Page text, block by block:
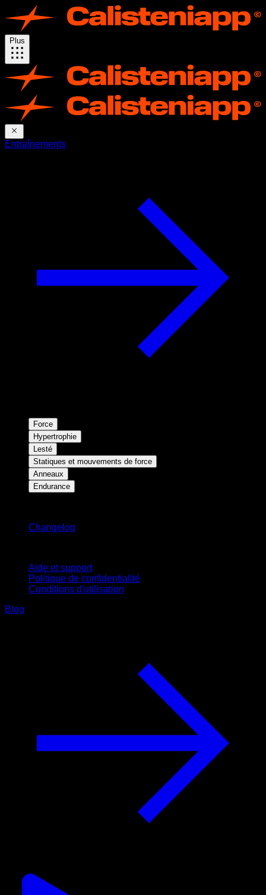
Plus
Entraînements
Force
Hypertrophie
Lesté
Statiques et mouvements de force
Anneaux
Endurance
Changelog
Aide et support
Politique de confidentialité
Conditions d'utilisation
Blog